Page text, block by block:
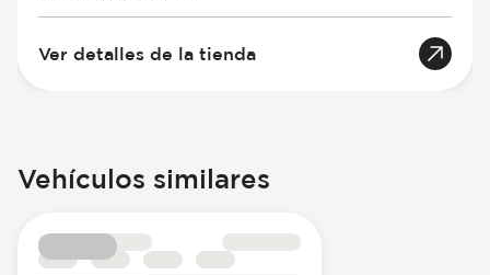
Ver detalles de la tienda
Vehículos similares